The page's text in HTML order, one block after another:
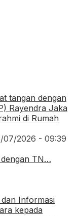
07/2026 - 09:39
TN…